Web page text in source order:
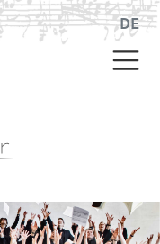
DE